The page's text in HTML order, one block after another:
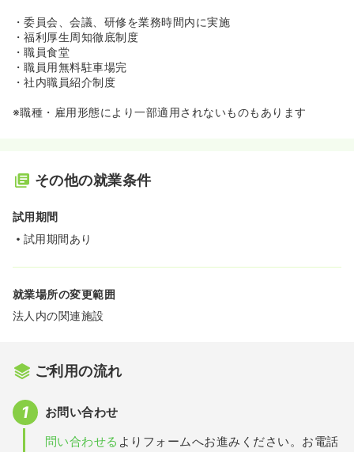
・委員会、会議、研修を業務時間内に実施
・福利厚生周知徹底制度
・職員食堂
・職員用無料駐車場完
・社内職員紹介制度
※職種・雇用形態により一部適用されないものもあります
その他の就業条件
試用期間
試用期間あり
就業場所の変更範囲
法人内の関連施設
ご利用の流れ
お問い合わせ
問い合わせる よりフォームへお進みください。お電話